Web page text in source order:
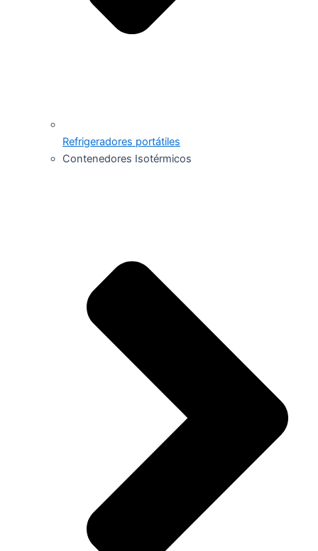
Refrigeradores portátiles
Contenedores Isotérmicos